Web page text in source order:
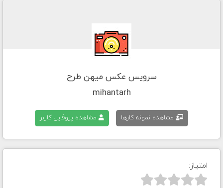
سرویس عکس میهن طرح
mihantarh
مشاهده نمونه کارها مشاهده پروفایل کاربر
امتیاز:


